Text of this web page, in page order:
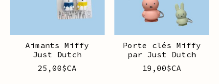
Aimants Miffy
Just Dutch
25,00$CA
Porte clés Miffy
par Just Dutch
19,00$CA